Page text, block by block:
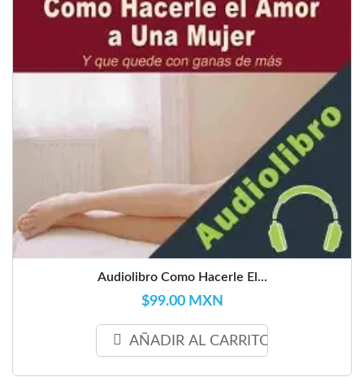
Audiolibro Como Hacerle El...
$99.00 MXN
AÑADIR AL CARRITO